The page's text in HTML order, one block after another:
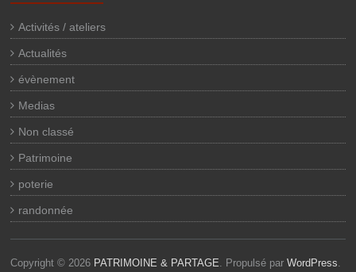
Activités / ateliers
Actualités
évènement
Medias
Non classé
Patrimoine
poterie
randonnée
Copyright © 2026 PATRIMOINE & PARTAGE . Propulsé parWordPress